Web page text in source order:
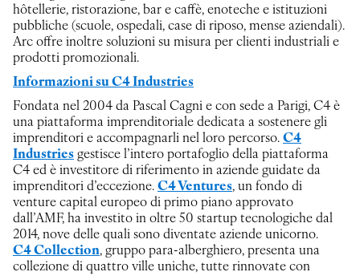
hôtellerie, ristorazione, bar e caffè, enoteche e istituzioni
pubbliche (scuole, ospedali, case di riposo, mense aziendali).
Arc offre inoltre soluzioni su misura per clienti industriali e
prodotti promozionali.
Informazioni su C4 Industries
Fondata nel 2004 da Pascal Cagni e con sede a Parigi, C4 è
una piattaforma imprenditoriale dedicata a sostenere gli
imprenditori e accompagnarli nel loro percorso. C4
Industries gestisce l’intero portafoglio della piattaforma
C4 ed è investitore di riferimento in aziende guidate da
imprenditori d’eccezione. C4 Ventures, un fondo di
venture capital europeo di primo piano approvato
dall’AMF, ha investito in oltre 50 startup tecnologiche dal
2014, nove delle quali sono diventate aziende unicorno.
C4 Collection, gruppo para-alberghiero, presenta una
collezione di quattro ville uniche, tutte rinnovate con